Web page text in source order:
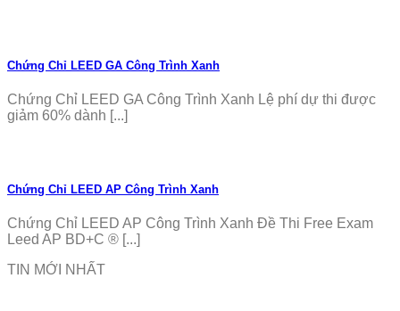
Chứng Chỉ LEED GA Công Trình Xanh
Chứng Chỉ LEED GA Công Trình Xanh Lệ phí dự thi được
giảm 60% dành [...]
Chứng Chỉ LEED AP Công Trình Xanh
Chứng Chỉ LEED AP Công Trình Xanh Đề Thi Free Exam
Leed AP BD+C ® [...]
TIN MỚI NHẤT